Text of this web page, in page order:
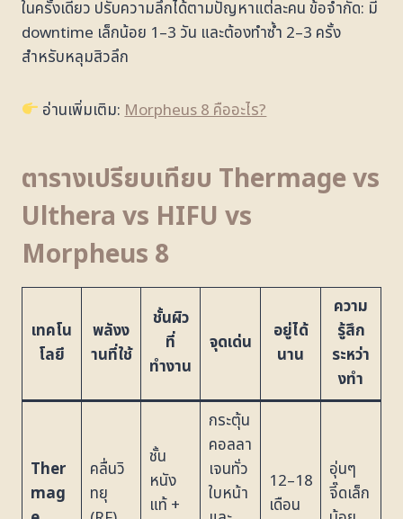
ในครั้งเดียว ปรับความลึกได้ตามปัญหาแต่ละคน ข้อจำกัด: มี
downtime เล็กน้อย 1–3 วัน และต้องทำซ้ำ 2–3 ครั้ง
สำหรับหลุมสิวลึก
อ่านเพิ่มเติม:Morpheus 8 คืออะไร?
ตารางเปรียบเทียบ Thermage vs
Ulthera vs HIFU vs
Morpheus 8
เทคโน
โลยี
พลังง
านที่ใช้
ชั้นผิว
ที่
ทำงาน
จุดเด่น
อยู่ได้
นาน
ความ
รู้สึก
ระหว่า
งทำ
Ther
mag
คลื่นวิ
ทยุ
ชั้น
หนัง
แท้ +
กระตุ้น
คอลลา
เจนทั่ว
ใบหน้า
12–18
เดือน
อุ่นๆ
จี๊ดเล็ก